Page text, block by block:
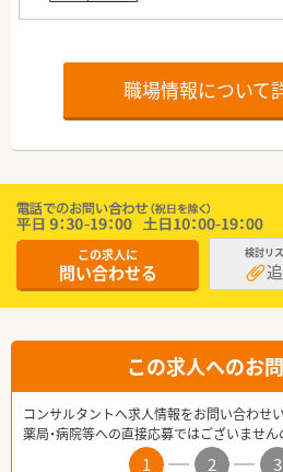
職場情報について
この求人に
問い合わせる
検討リ
この求人へのお
コンサルタントへ求人情報をお問い合わせ
薬局・病院等への直接応募ではございません
1 2 3